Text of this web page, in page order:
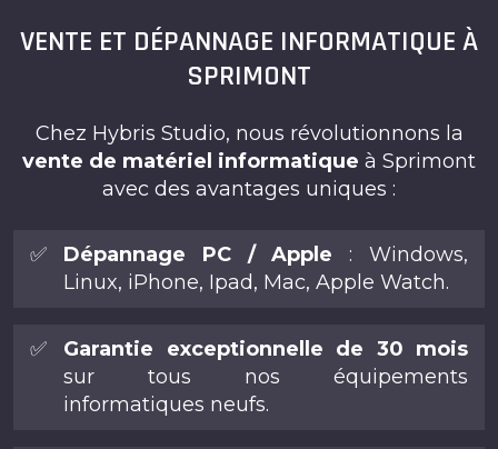
VENTE ET DÉPANNAGE INFORMATIQUE À
SPRIMONT
Chez Hybris Studio, nous révolutionnons la
vente de matériel informatique à Sprimont
avec des avantages uniques :
✅ Dépannage PC / Apple : Windows,
Linux, iPhone, Ipad, Mac, Apple Watch.
✅
Garantie exceptionnelle de 30 mois
sur tous nos équipements
informatiques neufs.